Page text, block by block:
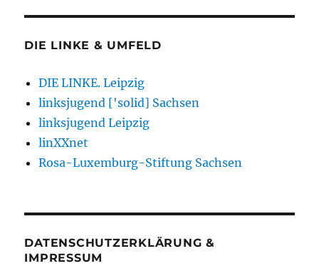
DIE LINKE & UMFELD
DIE LINKE. Leipzig
linksjugend ['solid] Sachsen
linksjugend Leipzig
linXXnet
Rosa-Luxemburg-Stiftung Sachsen
DATENSCHUTZERKLÄRUNG &
IMPRESSUM